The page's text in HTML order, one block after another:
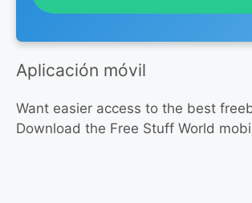
Aplicación móvil
Want easier access to the best
Download the Free Stuff World